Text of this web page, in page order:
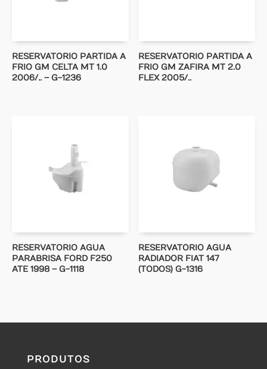
RESERVATORIO PARTIDA A
FRIO GM CELTA MT 1.0
2006/.. – G-1236
RESERVATORIO PARTIDA A
FRIO GM ZAFIRA MT 2.0
FLEX 2005/..
RESERVATORIO AGUA
PARABRISA FORD F250
ATE 1998 – G-1118
RESERVATORIO AGUA
RADIADOR FIAT 147
(TODOS) G-1316
PRODUTOS